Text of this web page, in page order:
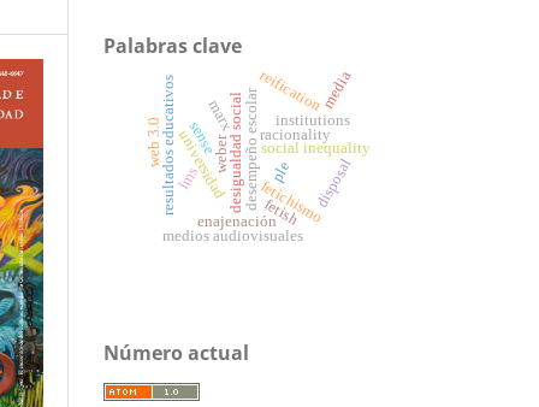
Palabras clave
universidad fetichismo
resultados educativos desempeño escolarsocial inequality
desigualdad social racionality
weber
institutions
fetish
disposal
reification
enajenación
marx
media
medios audiovisuales
ple
lms
web 3.0 sense
Número actual